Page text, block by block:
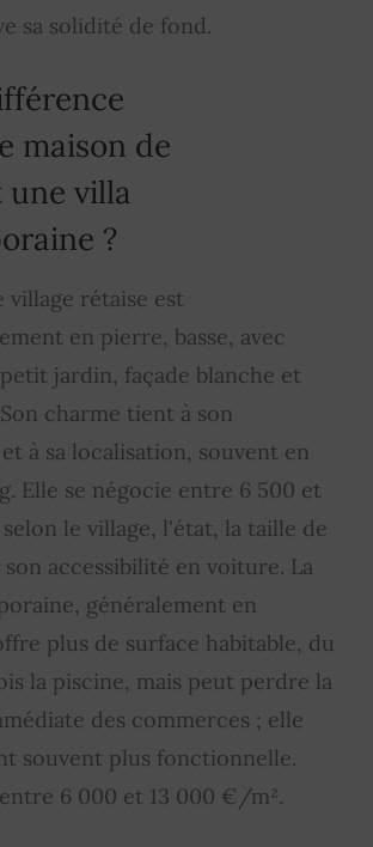
sa solidité de fond.
maison de
une villa
?
village rétaise est
en pierre, basse, avec
jardin, façade blanche et
charme tient à son
à sa localisation, souvent en
Elle se négocie entre 6 500 et
le village, l'état, la taille de
accessibilité en voiture. La
généralement en
plus de surface habitable, du
la piscine, mais peut perdre la
des commerces ; elle
souvent plus fonctionnelle.
6 000 et 13 000 €/m².